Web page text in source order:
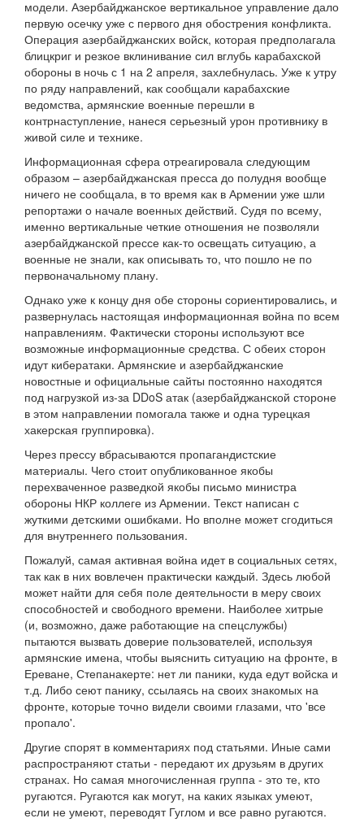
модели. Азербайджанское вертикальное управление дало
первую осечку уже с первого дня обострения конфликта.
Операция азербайджанских войск, которая предполагала
блицкриг и резкое вклинивание сил вглубь карабахской
обороны в ночь с 1 на 2 апреля, захлебнулась. Уже к утру
по ряду направлений, как сообщали карабахские
ведомства, армянские военные перешли в
контрнаступление, нанеся серьезный урон противнику в
живой силе и технике.
Информационная сфера отреагировала следующим
образом – азербайджанская пресса до полудня вообще
ничего не сообщала, в то время как в Армении уже шли
репортажи о начале военных действий. Судя по всему,
именно вертикальные четкие отношения не позволяли
азербайджанской прессе как-то освещать ситуацию, а
военные не знали, как описывать то, что пошло не по
первоначальному плану.
Однако уже к концу дня обе стороны сориентировались, и
развернулась настоящая информационная война по всем
направлениям. Фактически стороны используют все
возможные информационные средства. С обеих сторон
идут кибератаки. Армянские и азербайджанские
новостные и официальные сайты постоянно находятся
под нагрузкой из-за DDoS атак (азербайджанской стороне
в этом направлении помогала также и одна турецкая
хакерская группировка).
Через прессу вбрасываются пропагандистские
материалы. Чего стоит опубликованное якобы
перехваченное разведкой якобы письмо министра
обороны НКР коллеге из Армении. Текст написан с
жуткими детскими ошибками. Но вполне может сгодиться
для внутреннего пользования.
Пожалуй, самая активная война идет в социальных сетях,
так как в них вовлечен практически каждый. Здесь любой
может найти для себя поле деятельности в меру своих
способностей и свободного времени. Наиболее хитрые
(и, возможно, даже работающие на спецслужбы)
пытаются вызвать доверие пользователей, используя
армянские имена, чтобы выяснить ситуацию на фронте, в
Ереване, Степанакерте: нет ли паники, куда едут войска и
т.д. Либо сеют панику, ссылаясь на своих знакомых на
фронте, которые точно видели своими глазами, что 'все
пропало'.
Другие спорят в комментариях под статьями. Иные сами
распространяют статьи - передают их друзьям в других
странах. Но самая многочисленная группа - это те, кто
ругаются. Ругаются как могут, на каких языках умеют,
если не умеют, переводят Гуглом и все равно ругаются.